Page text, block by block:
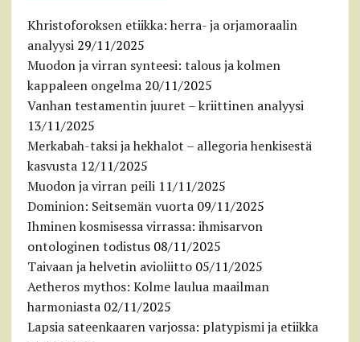
Khristoforoksen etiikka: herra- ja orjamoraalin
analyysi 29/11/2025
Muodon ja virran synteesi: talous ja kolmen
kappaleen ongelma 20/11/2025
Vanhan testamentin juuret – kriittinen analyysi
13/11/2025
Merkabah-taksi ja hekhalot – allegoria henkisestä
kasvusta 12/11/2025
Muodon ja virran peili 11/11/2025
Dominion: Seitsemän vuorta 09/11/2025
Ihminen kosmisessa virrassa: ihmisarvon
ontologinen todistus 08/11/2025
Taivaan ja helvetin avioliitto 05/11/2025
Aetheros mythos: Kolme laulua maailman
harmoniasta 02/11/2025
Lapsia sateenkaaren varjossa: platypismi ja etiikka